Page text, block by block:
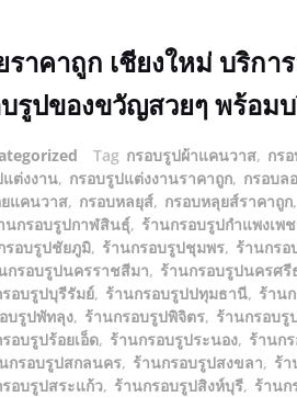
าคาถูก เชียงใหม่ บริก
รูปของขวัญสวยๆ พร้อม
Tag กรอบรูปผ้าแคนวาส, กร
ต่งงาน, กรอบรูปแต่งงานราคาถูก, กรอบล
แคนวาส, กรอบหลยุส์, กรอบหลุยส์ราคาถูก,
นกรอบรูปกาฬสินธุ์, ร้านกรอบรูปกำแพงเพ
รอบรูปชัยภูมิ, ร้านกรอบรูปชุมพร, ร้านกรอ
กรอบรูปนครราชสีมา, ร้านกรอบรูปนครศรี
อบรูปบุรีรัมย์, ร้านกรอบรูปปทุมธานี, ร้าน
บรูปพัทลุง, ร้านกรอบรูปพิจิตร, ร้านกรอบ
อบรูปร้อยเอ็ด, ร้านกรอบรูประนอง, ร้านก
กรอบรูปสกลนคร, ร้านกรอบรูปสงขลา, ร้
อบรูปสระแก้ว, ร้านกรอบรูปสิงห์บุรี, ร้าน